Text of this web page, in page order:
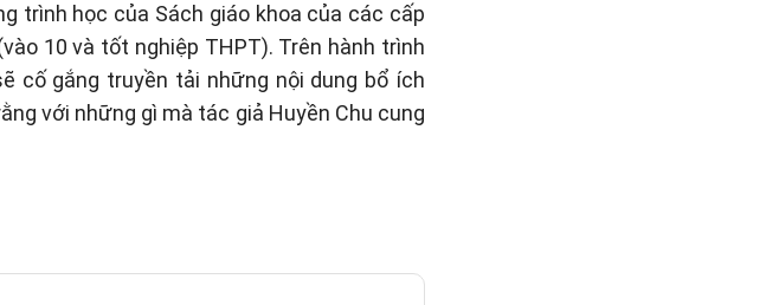
trình học của Sách giáo khoa của các cấp
10 và tốt nghiệp THPT). Trên hành trình
cố gắng truyền tải những nội dung bổ ích
với những gì mà tác giả Huyền Chu cung